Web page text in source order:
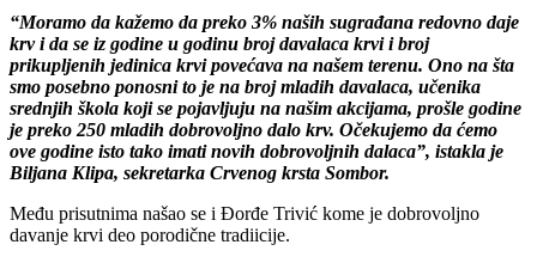
“Moramo da kažemo da preko 3% naših sugrađana redovno daje
krv i da se iz godine u godinu broj davalaca krvi i broj
prikupljenih jedinica krvi povećava na našem terenu. Ono na šta
smo posebno ponosni to je na broj mladih davalaca, učenika
srednjih škola koji se pojavljuju na našim akcijama, prošle godine
je preko 250 mladih dobrovoljno dalo krv. Očekujemo da ćemo
ove godine isto tako imati novih dobrovoljnih dalaca”, istakla je
Biljana Klipa, sekretarka Crvenog krsta Sombor.
Među prisutnima našao se i Đorđe Trivić kome je dobrovoljno
davanje krvi deo porodične tradiicije.